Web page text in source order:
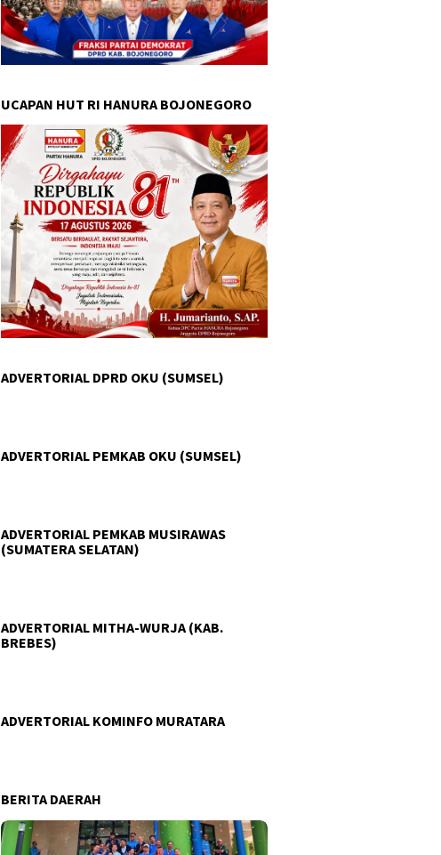
UCAPAN HUT RI HANURA BOJONEGORO
ADVERTORIAL DPRD OKU (SUMSEL)
ADVERTORIAL PEMKAB OKU (SUMSEL)
ADVERTORIAL PEMKAB MUSIRAWAS
(SUMATERA SELATAN)
ADVERTORIAL MITHA-WURJA (KAB.
BREBES)
ADVERTORIAL KOMINFO MURATARA
BERITA DAERAH